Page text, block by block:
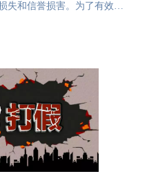
失和信誉损害。为了有效打
频识别）技术作为一种高
渐被广泛应用。RFID技术